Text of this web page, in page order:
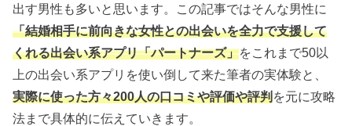
出す男性も多いと思います。この記事ではそんな男性に
「結婚相手に前向きな女性との出会いを全力で支援して
くれる出会い系アプリ「パートナーズ」をこれまで50以
上の出会い系アプリを使い倒して来た筆者の実体験と、
実際に使った方々200人の口コミや評価や評判を元に攻略
法まで具体的に伝えていきます。